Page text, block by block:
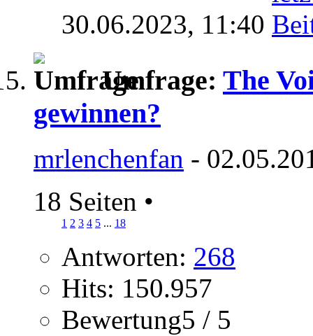
30.06.2023, 11:40
Umfrage: The
gewinnen?
mrlenchenfan -
18 Seiten •
1 2 3 4 5 ... 18
Antworten: 268
Hits: 150.957
Bewertung5 / 5